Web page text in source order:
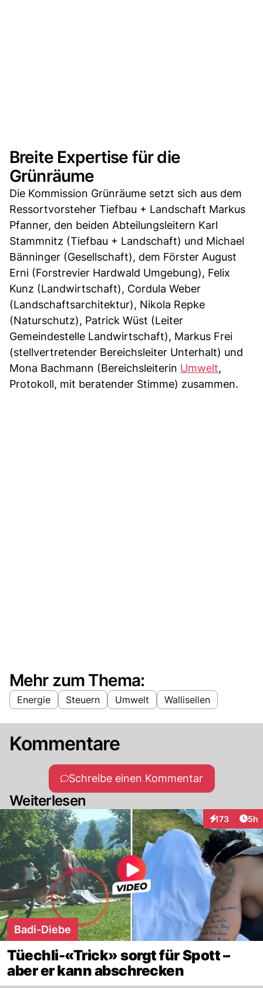
Breite Expertise für die
Grünräume
Die Kommission Grünräume setzt sich aus dem
Ressortvorsteher Tiefbau + Landschaft Markus
Pfanner, den beiden Abteilungsleitern Karl
Stammnitz (Tiefbau + Landschaft) und Michael
Bänninger (Gesellschaft), dem Förster August
Erni (Forstrevier Hardwald Umgebung), Felix
Kunz (Landwirtschaft), Cordula Weber
(Landschaftsarchitektur), Nikola Repke
(Naturschutz), Patrick Wüst (Leiter
Gemeindestelle Landwirtschaft), Markus Frei
(stellvertretender Bereichsleiter Unterhalt) und
Mona Bachmann (Bereichsleiterin Umwelt,
Protokoll, mit beratender Stimme) zusammen.
Mehr zum Thema:
Energie Steuern Umwelt Wallisellen
Kommentare
Schreibe einen Kommentar
Weiterlesen
173
Interaktionen
5h
Badi-Diebe
Tüechli-«Trick» sorgt für Spott –
aber er kann abschrecken